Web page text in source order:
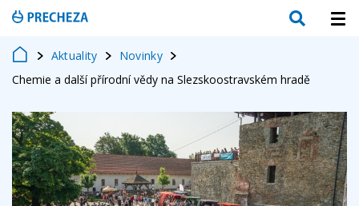
Aktuality
Novinky
Chemie a další přírodní vědy na Slezskoostravském hradě